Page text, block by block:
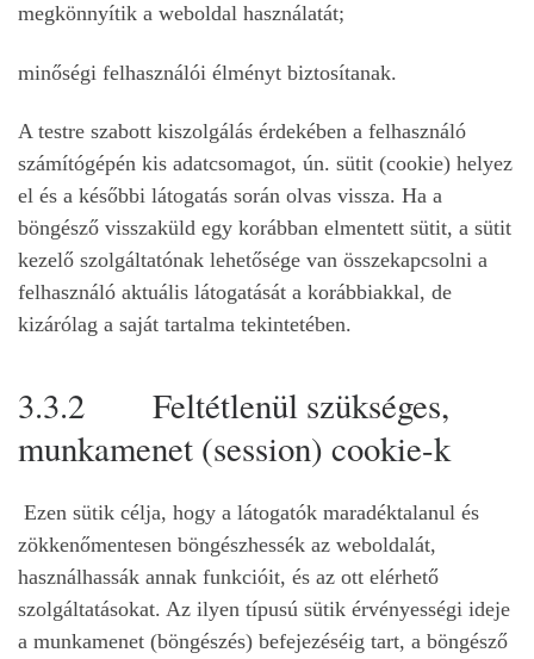
megkönnyítik a weboldal használatát;
minőségi felhasználói élményt biztosítanak.
A testre szabott kiszolgálás érdekében a felhasználó
számítógépén kis adatcsomagot, ún. sütit (cookie) helyez
el és a későbbi látogatás során olvas vissza. Ha a
böngésző visszaküld egy korábban elmentett sütit, a sütit
kezelő szolgáltatónak lehetősége van összekapcsolni a
felhasználó aktuális látogatását a korábbiakkal, de
kizárólag a saját tartalma tekintetében.
3.3.2 Feltétlenül szükséges,
munkamenet (session) cookie-k
Ezen sütik célja, hogy a látogatók maradéktalanul és
zökkenőmentesen böngészhessék az weboldalát,
használhassák annak funkcióit, és az ott elérhető
szolgáltatásokat. Az ilyen típusú sütik érvényességi ideje
a munkamenet (böngészés) befejezéséig tart, a böngésző